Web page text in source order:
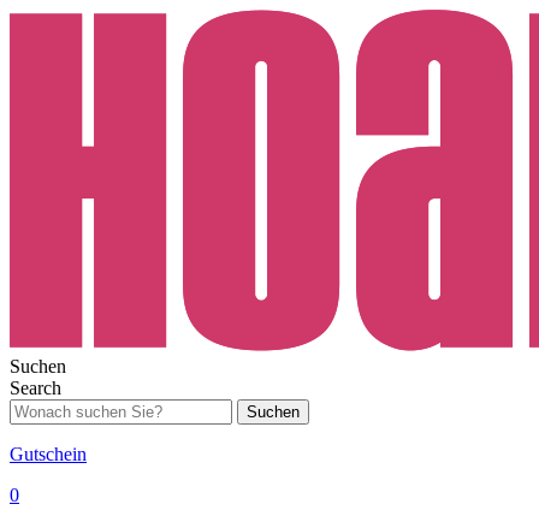
Suchen
Search
Suchen
Gutschein
0